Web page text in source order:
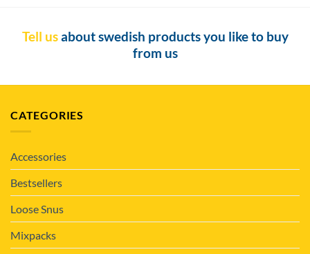
Tell usabout swedish products you like to buy
from us
CATEGORIES
Accessories
Bestsellers
Loose Snus
Mixpacks